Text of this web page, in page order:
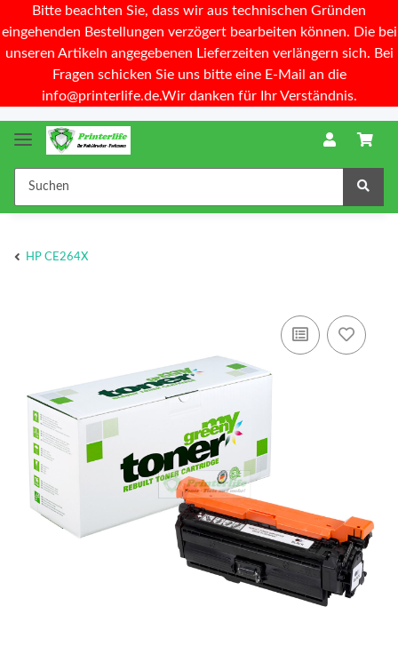
Bitte beachten Sie, dass wir aus technischen Gründen
eingehenden Bestellungen verzögert bearbeiten können. Die bei
unseren Artikeln angegebenen Lieferzeiten verlängern sich. Bei
Fragen schicken Sie uns bitte eine E-Mail an die
info@printerlife.de.Wir danken für Ihr Verständnis.
HP CE264X